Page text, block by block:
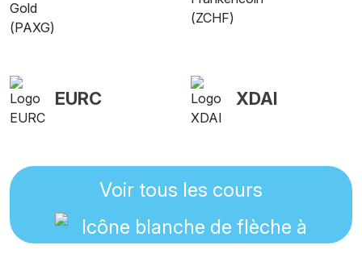
EURC XDAI
Voir tous les cours